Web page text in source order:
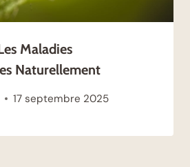
Maladies
Naturellement
17 septembre 2025